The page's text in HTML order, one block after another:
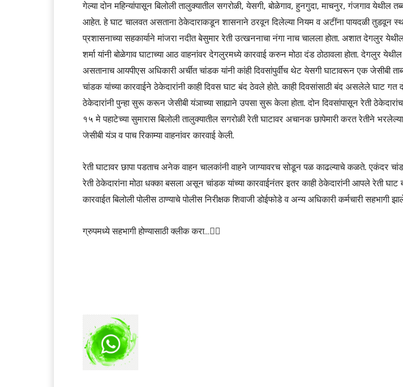
गेल्या दोन महिन्यांपासून बिलोली तालुक्यातील सगरोळी, येसगी, बोळेगाव, हुनगुदा, माचनुर, गंजगाव
आहेत. हे घाट चालवत असताना ठेकेदाराकडून शासनाने ठरवून दिलेल्या नियम व अटींना पायदळी तुडवून
प्रशासनाच्या सहकार्याने मांजरा नदीत बेसुमार रेती उत्खननाचा नंगा नाच चालला होता. अशात देगलुर येथील
शर्मा यांनी बोळेगाव घाटाच्या आठ वाहनांवर देगलुरमध्ये कारवाई करुन मोठा दंड ठोठावला होता. देगलुर
असतानाच आयपीएस अधिकारी अर्चीत चांडक यांनी कांही दिवसांपुर्वीच थेट येसगी घाटावरून एक जेसीबी
चांडक यांच्या कारवाईने ठेकेदारांनी काही दिवस घाट बंद ठेवले होते. काही दिवसांसाठी बंद असलेले घाट गत
ठेकेदारांनी पुन्हा सुरू करून जेसीबी यंञाच्या साह्याने उपसा सुरू केला होता. दोन दिवसांपासून रेती
१५ मे पहाटेच्या सुमारास बिलोली तालुक्यातील सगरोळी रेती घाटावर अचानक छापेमारी करत रेतीने
जेसीबी यंञ व पाच रिकाम्या वाहनांवर कारवाई केली.
रेती घाटावर छापा पडताच अनेक वाहन चालकांनी वाहने जाग्यावरच सोडून पळ काढल्याचे कळते. एकंदर
रेती ठेकेदारांना मोठा धक्का बसला असून चांडक यांच्या कारवाईनंतर इतर काही ठेकेदारांनी आपले रेती
कारवाईत बिलोली पोलीस ठाण्याचे पोलीस निरीक्षक शिवाजी डोईफोडे व अन्य अधिकारी कर्मचारी सहभागी
ग्रुपमध्ये सहभागी होण्यासाठी क्लीक करा…👆🏻